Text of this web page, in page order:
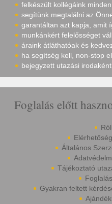
felkészült kollégáink
segítünk megtalálni az
garantáltan azt kapja, amit
munkánkért felelősséget
áraink átláthatóak és
ha segítség kell, non-stop
bejegyzett utazási
Foglalás előtt
Általános
Tájékoztató
Gyakran feltett